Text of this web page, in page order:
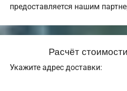
предоставляется нашим
Расчёт
Укажите адрес доставки: